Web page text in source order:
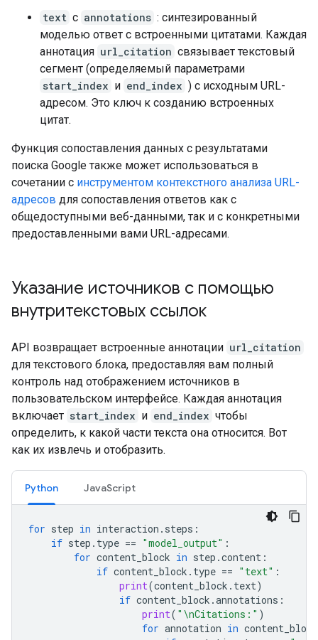
text с annotations : синтезированный
моделью ответ с встроенными цитатами. Каждая
аннотация url_citation связывает текстовый
сегмент (определяемый параметрами
start_index и end_index ) с исходным URL-
адресом. Это ключ к созданию встроенных
цитат.
Функция сопоставления данных с результатами
поиска Google также может использоваться в
сочетании с инструментом контекстного анализа URL-
адресов для сопоставления ответов как с
общедоступными веб-данными, так и с конкретными
предоставленными вами URL-адресами.
Указание источников с помощью
внутритекстовых ссылок
API возвращает встроенные аннотации url_citation
для текстового блока, предоставляя вам полный
контроль над отображением источников в
пользовательском интерфейсе. Каждая аннотация
включает start_index и end_index чтобы
определить, к какой части текста она относится. Вот
как их извлечь и отобразить.
Python JavaScript
for step in interaction . steps :
if step . type == "model_output" :
for content_block in step .content :
if content_block . type == "text" :
print(content_block . text)
if content_block .annotations :
print( " \nCitations:" )
for annotation in content_block